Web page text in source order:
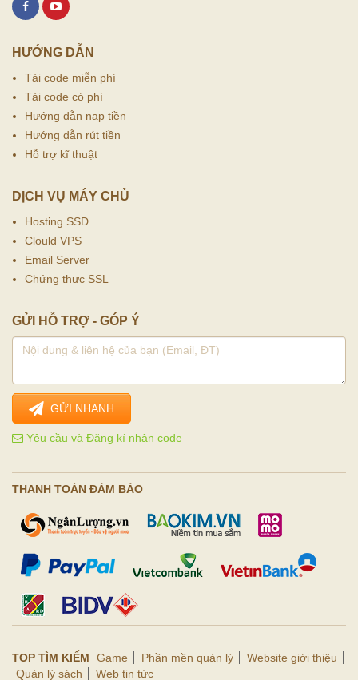
HƯỚNG DẪN
Tải code miễn phí
Tải code có phí
Hướng dẫn nạp tiền
Hướng dẫn rút tiền
Hỗ trợ kĩ thuật
DỊCH VỤ MÁY CHỦ
Hosting SSD
Clould VPS
Email Server
Chứng thực SSL
GỬI HỖ TRỢ - GÓP Ý
GỬI NHANH
Yêu cầu và Đăng kí nhận code
THANH TOÁN ĐẢM BẢO
TOP TÌM KIẾM Game Phần mền quản lý
Website giới thiệu
Quản lý sách
Web tin tức